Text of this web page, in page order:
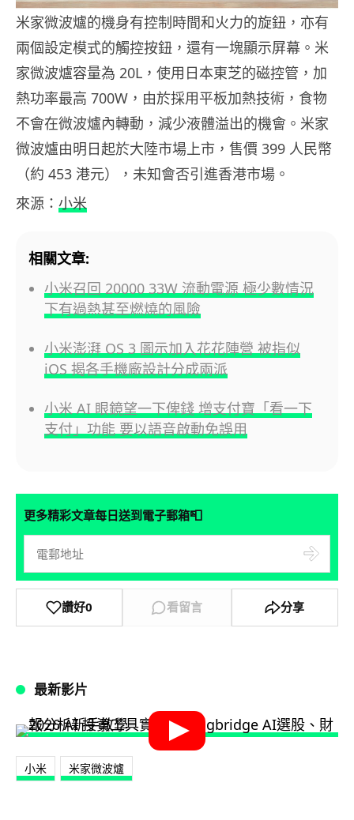
米家微波爐的機身有控制時間和火力的旋鈕，亦有
兩個設定模式的觸控按鈕，還有一塊顯示屏幕。米
家微波爐容量為 20L，使用日本東芝的磁控管，加
熱功率最高 700W，由於採用平板加熱技術，食物
不會在微波爐內轉動，減少液體溢出的機會。米家
微波爐由明日起於大陸市場上市，售價 399 人民幣
（約 453 港元），未知會否引進香港市場。
來源： 小米
相關文章:
小米召回 20000 33W 流動電源 極少數情況
下有過熱甚至燃燒的風險
小米澎湃 OS 3 圖示加入花花陣營 被指似
iOS 揭各手機廠設計分成兩派
小米 AI 眼鏡望一下俾錢 增支付寶「看一下
支付」功能 要以語音啟動免誤用
更多精彩文章每日送到電子郵箱📮
讚好0 看留言 分享
最新影片
小米 米家微波爐